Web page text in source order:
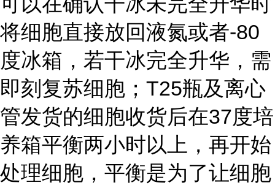
将细胞直接放回液氮或者-80
度冰箱，若干冰完全升华，需
即刻复苏细胞；T25瓶及离心
管发货的细胞收货后在37度培
养箱平衡两小时以上，再开始
处理细胞，平衡是为了让细胞